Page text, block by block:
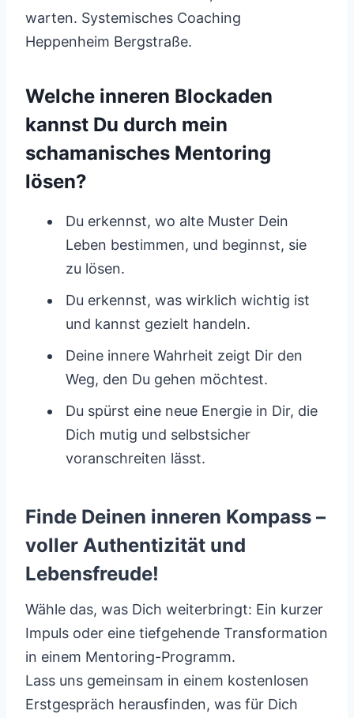
warten. Systemisches Coaching
Heppenheim Bergstraße.
Welche inneren Blockaden
kannst Du durch mein
schamanisches Mentoring
lösen?
Du erkennst, wo alte Muster Dein
Leben bestimmen, und beginnst, sie
zu lösen.
Du erkennst, was wirklich wichtig ist
und kannst gezielt handeln.
Deine innere Wahrheit zeigt Dir den
Weg, den Du gehen möchtest.
Du spürst eine neue Energie in Dir, die
Dich mutig und selbstsicher
voranschreiten lässt.
Finde Deinen inneren Kompass –
voller Authentizität und
Lebensfreude!
Wähle das, was Dich weiterbringt: Ein kurzer
Impuls oder eine tiefgehende Transformation
in einem Mentoring-Programm.
Lass uns gemeinsam in einem kostenlosen
Erstgespräch herausfinden, was für Dich